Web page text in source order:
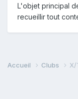
L'objet principal
recueillir tout
Accueil Clubs X/